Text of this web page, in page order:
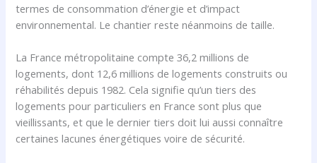
termes de consommation d’énergie et d’impact
environnemental. Le chantier reste néanmoins de taille.
La France métropolitaine compte 36,2 millions de
logements, dont 12,6 millions de logements construits ou
réhabilités depuis 1982. Cela signifie qu’un tiers des
logements pour particuliers en France sont plus que
vieillissants, et que le dernier tiers doit lui aussi connaître
certaines lacunes énergétiques voire de sécurité.